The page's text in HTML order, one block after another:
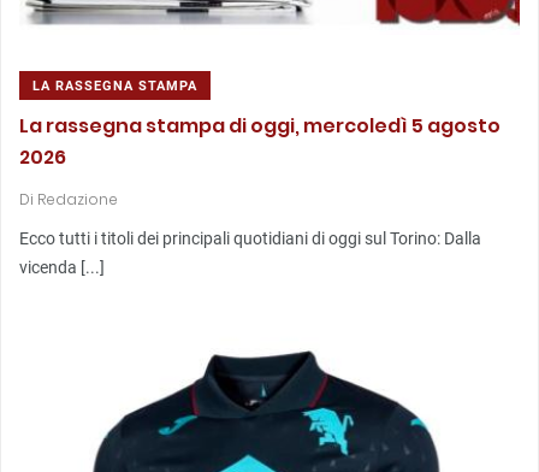
LA RASSEGNA STAMPA
La rassegna stampa di oggi, mercoledì 5 agosto
2026
Di Redazione
Ecco tutti i titoli dei principali quotidiani di oggi sul Torino: Dalla
vicenda [...]